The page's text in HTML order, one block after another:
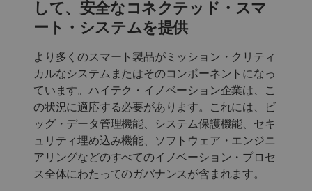
して、安全なコネクテッド・スマ
ート・システムを提供
より多くのスマート製品がミッション・クリティ
カルなシステムまたはそのコンポーネントになっ
ています。ハイテク・イノベーション企業は、こ
の状況に適応する必要があります。これには、ビ
ッグ・データ管理機能、システム保護機能、セキ
ュリティ埋め込み機能、ソフトウェア・エンジニ
アリングなどのすべてのイノベーション・プロセ
ス全体にわたってのガバナンスが含まれます。